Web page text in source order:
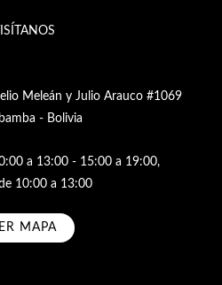
Meleán y Julio Arauco #1069
- Bolivia
a 13:00 - 15:00 a 19:00,
10:00 a 13:00
MAPA